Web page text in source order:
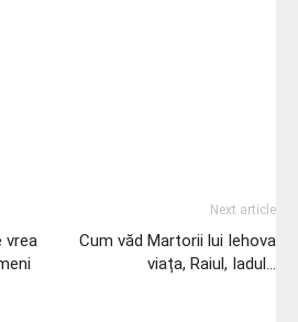
vrea
Next article
Cum văd Martorii lui Iehova
viața, Raiul, Iadul…